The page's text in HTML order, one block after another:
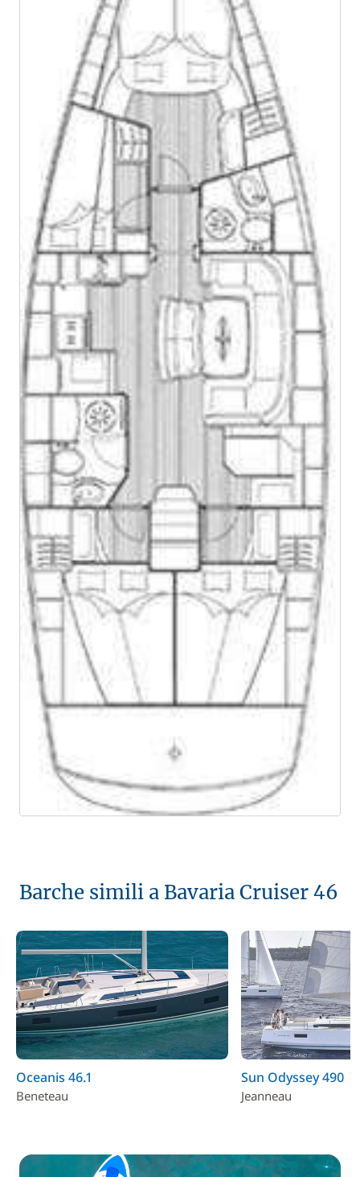
Barche simili a Bavaria Cruiser 46
Oceanis 46.1
Beneteau
Sun Odyssey 490
Jeanneau